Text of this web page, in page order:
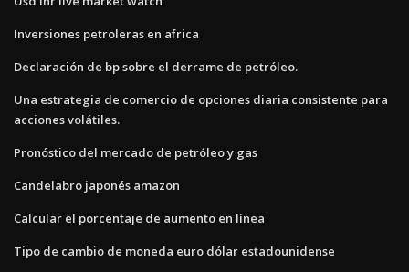
Inversiones petroleras en africa
Declaración de bp sobre el derrame de petróleo.
Una estrategia de comercio de opciones diaria consistente para
acciones volátiles.
Pronóstico del mercado de petróleo y gas
Candelabro japonés amazon
Calcular el porcentaje de aumento en línea
Tipo de cambio de moneda euro dólar estadounidense